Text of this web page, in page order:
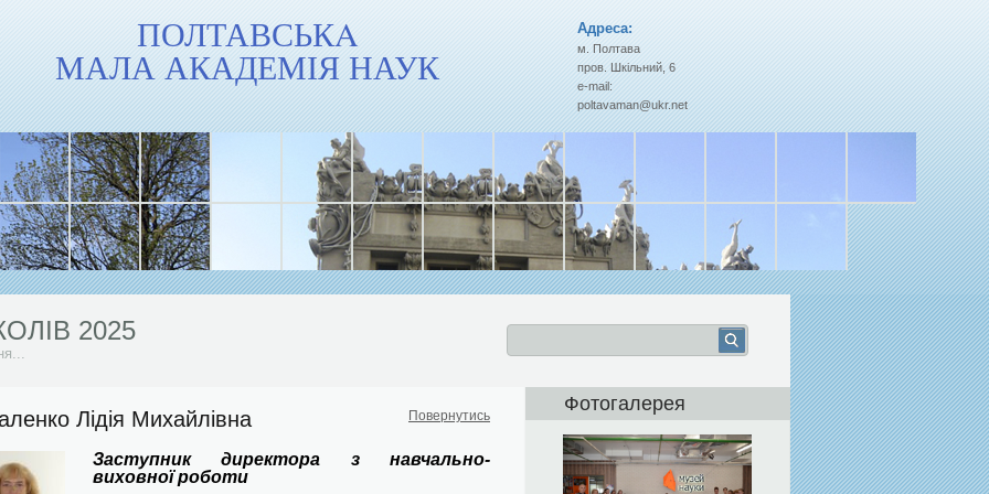
ПОЛТАВСЬКA
МАЛА АКАДЕМІЯ НАУК
Адреса:
м. Полтава
пров. Шкільний, 6
e-mail:
poltavaman@ukr.net
до річниці повномасштабного...
2025
2024
до Дня пам’яті...
Лідія Михайлівна Повернутись
Заступник директора з навчально-
виховної роботи
Фотогалерея